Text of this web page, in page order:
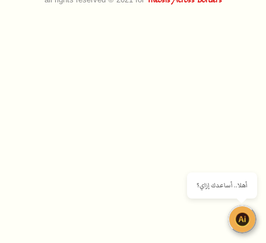
أهلا.. أساعدك إزاي؟